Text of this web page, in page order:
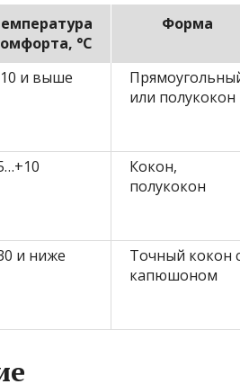
°C
Форма
и выше
или полукокон
Кокон,
полукокон
и ниже
Точный кокон
капюшоном